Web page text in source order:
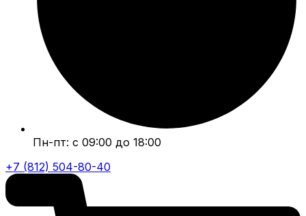
Пн-пт: с 09:00 до 18:00
+7 (812) 504-80-40